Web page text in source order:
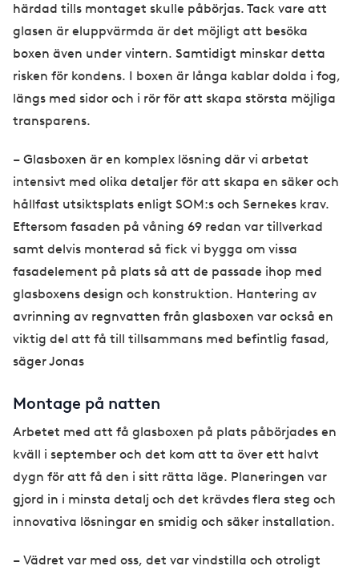
härdad tills montaget skulle påbörjas. Tack vare att
glasen är eluppvärmda är det möjligt att besöka
boxen även under vintern. Samtidigt minskar detta
risken för kondens. I boxen är långa kablar dolda i fog,
längs med sidor och i rör för att skapa största möjliga
transparens.
– Glasboxen är en komplex lösning där vi arbetat
intensivt med olika detaljer för att skapa en säker och
hållfast utsiktsplats enligt SOM:s och Sernekes krav.
Eftersom fasaden på våning 69 redan var tillverkad
samt delvis monterad så fick vi bygga om vissa
fasadelement på plats så att de passade ihop med
glasboxens design och konstruktion. Hantering av
avrinning av regnvatten från glasboxen var också en
viktig del att få till tillsammans med befintlig fasad,
säger Jonas
Montage på natten
Arbetet med att få glasboxen på plats påbörjades en
kväll i september och det kom att ta över ett halvt
dygn för att få den i sitt rätta läge. Planeringen var
gjord in i minsta detalj och det krävdes flera steg och
innovativa lösningar en smidig och säker installation.
– Vädret var med oss, det var vindstilla och otroligt